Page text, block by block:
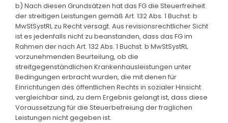
b) Nach diesen Grundsätzen hat das FG die Steuerfreiheit
der streitigen Leistungen gemäß Art. 132 Abs. 1 Buchst. b
MwStSystRL zu Recht versagt. Aus revisionsrechtlicher Sicht
ist es jedenfalls nicht zu beanstanden, dass das FG im
Rahmen der nach Art. 132 Abs. 1 Buchst. b MwStSystRL
vorzunehmenden Beurteilung, ob die
streitgegenständlichen Krankenhausleistungen unter
Bedingungen erbracht wurden, die mit denen für
Einrichtungen des öffentlichen Rechts in sozialer Hinsicht
vergleichbar sind, zu dem Ergebnis gelangt ist, dass diese
Voraussetzung für die Steuerbefreiung der fraglichen
Leistungen nicht gegeben ist.